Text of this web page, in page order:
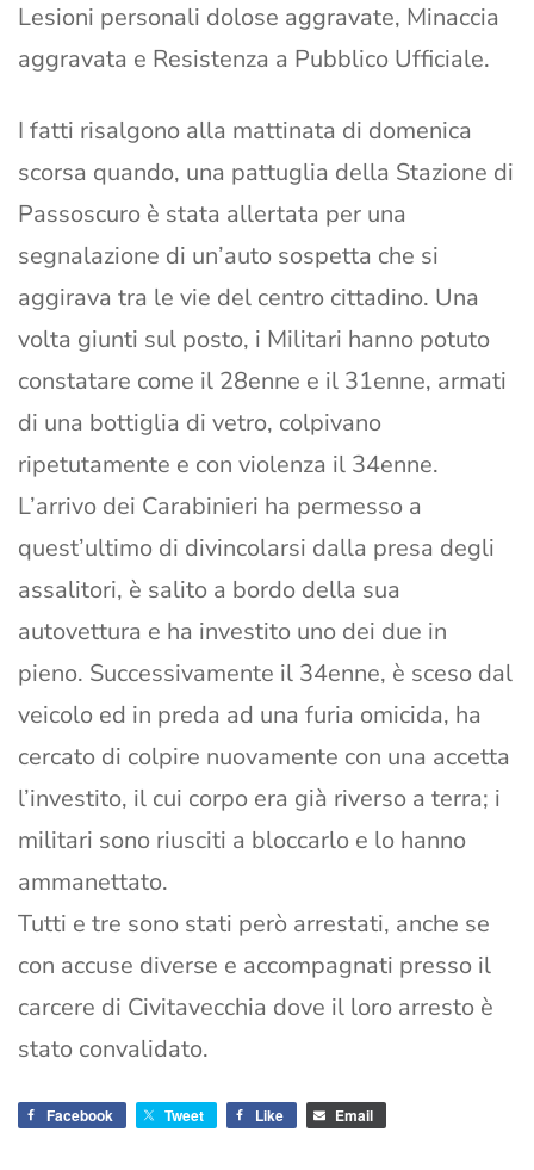
Lesioni personali dolose aggravate, Minaccia
aggravata e Resistenza a Pubblico Ufficiale.
I fatti risalgono alla mattinata di domenica
scorsa quando, una pattuglia della Stazione di
Passoscuro è stata allertata per una
segnalazione di un’auto sospetta che si
aggirava tra le vie del centro cittadino. Una
volta giunti sul posto, i Militari hanno potuto
constatare come il 28enne e il 31enne, armati
di una bottiglia di vetro, colpivano
ripetutamente e con violenza il 34enne.
L’arrivo dei Carabinieri ha permesso a
quest’ultimo di divincolarsi dalla presa degli
assalitori, è salito a bordo della sua
autovettura e ha investito uno dei due in
pieno. Successivamente il 34enne, è sceso dal
veicolo ed in preda ad una furia omicida, ha
cercato di colpire nuovamente con una accetta
l’investito, il cui corpo era già riverso a terra; i
militari sono riusciti a bloccarlo e lo hanno
ammanettato.
Tutti e tre sono stati però arrestati, anche se
con accuse diverse e accompagnati presso il
carcere di Civitavecchia dove il loro arresto è
stato convalidato.
Facebook Tweet Like Email